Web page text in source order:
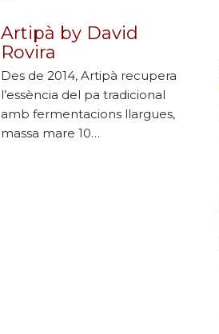
Artipà by David
Rovira
Des de 2014, Artipà recupera
l’essència del pa tradicional
amb fermentacions llargues,
massa mare 10…